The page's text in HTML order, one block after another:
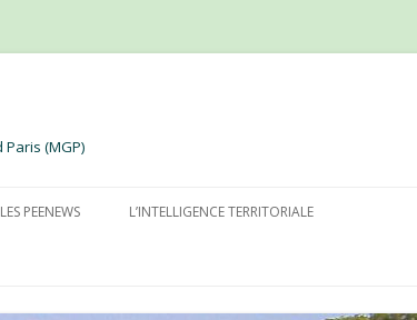
(MGP)
LES PEENEWS L’INTELLIGENCE TERRITORIALE